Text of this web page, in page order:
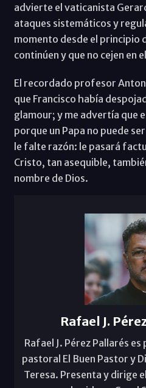
advierte el vaticanista
ataques sistemáticos y
momento desde el principio
continúen y que no cejen en
El recordado profesor
que Francisco había
glamour; y me advertía que
porque un Papa no puede
le falte razón: le pasará
Cristo, tan asequible,
nombre de Dios.
Rafael J.
Rafael J. Pérez Pallarés
pastoral El Buen Pastor y
Teresa. Presenta y dirige